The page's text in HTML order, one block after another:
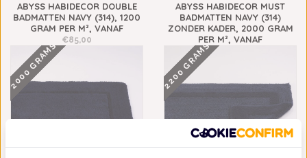
ABYSS HABIDECOR DOUBLE
BADMATTEN NAVY (314), 1200
GRAM PER M², VANAF
€85,00
ABYSS HABIDECOR MUST
BADMATTEN NAVY (314)
ZONDER KADER, 2000 GRAM
PER M², VANAF
€248,00
2000 GRAMS 2200 GRAMS